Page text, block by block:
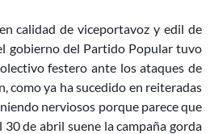
calidad de viceportavoz y edil de
gobierno del Partido Popular tuvo
festero ante los ataques de
como ya ha sucedido en reiteradas
nerviosos porque parece que
de abril suene la campaña gorda